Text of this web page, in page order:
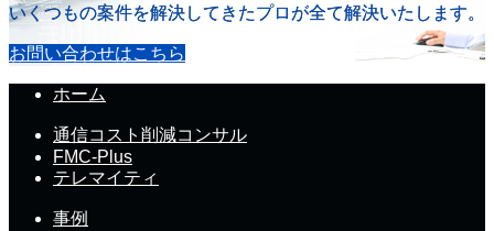
いくつもの案件を解決してきたプロが全て解決いたします。
お問い合わせはこちら
ホーム
通信コスト削減コンサル
FMC-Plus
テレマイティ
事例